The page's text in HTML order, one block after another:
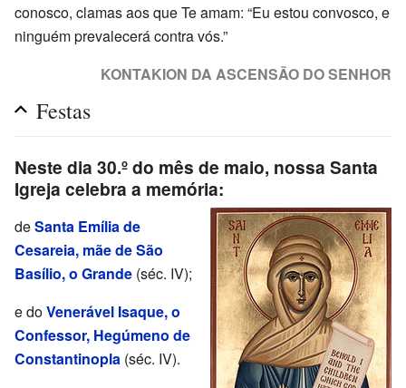
conosco, clamas aos que Te amam: “Eu estou convosco, e
ninguém prevalecerá contra vós.”
KONTAKION DA ASCENSÃO DO SENHOR
Festas
Neste dia 30.º do mês de maio, nossa Santa
Igreja celebra a memória:
deSanta Emília de
Cesareia, mãe de São
Basílio, o Grande (séc. IV);
e doVenerável Isaque, o
Confessor, Hegúmeno de
Constantinopla (séc. IV).